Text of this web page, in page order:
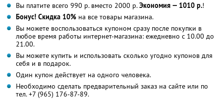
Вы платите всего 990 р. вместо 2000 р.Экономия — 1010 р.!
Бонус! Скидка 10% на все товары магазина.
Вы можете воспользоваться купоном сразу после покупки в
любое время работы интернет-магазина: ежедневно с 10.00 до
21.00.
Вы можете купить и использовать сколько угодно купонов для
себя и в подарок.
Один купон действует на одного человека.
Необходимо сделать предварительный заказ на сайте или по
тел. +7 (965) 176-87-89.